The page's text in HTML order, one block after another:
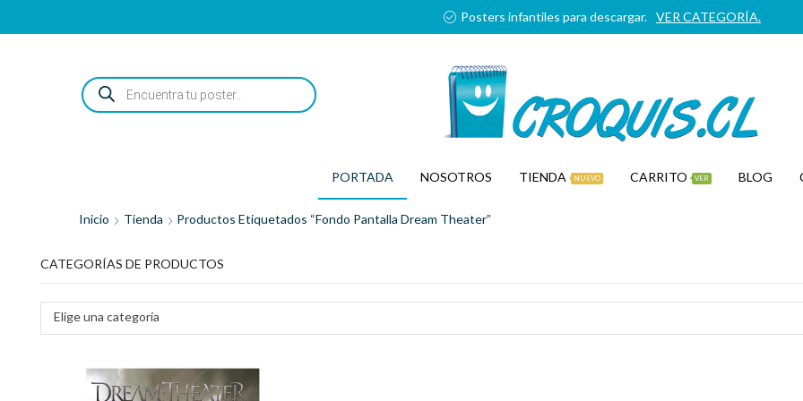
Posters infantiles para descargar. VER CATEGORÍA.
ENCUENTRA
TU
POSTER...
PORTADA NOSOTROS TIENDA NUEVO CARRITO VER BLOG
Inicio Tienda Productos Etiquetados “fondo Pantalla Dream Theater”
CATEGORÍAS DE PRODUCTOS
Elige una categoría